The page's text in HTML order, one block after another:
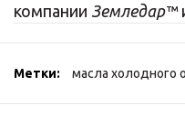
компании Земледар™
Метки: масла холодного